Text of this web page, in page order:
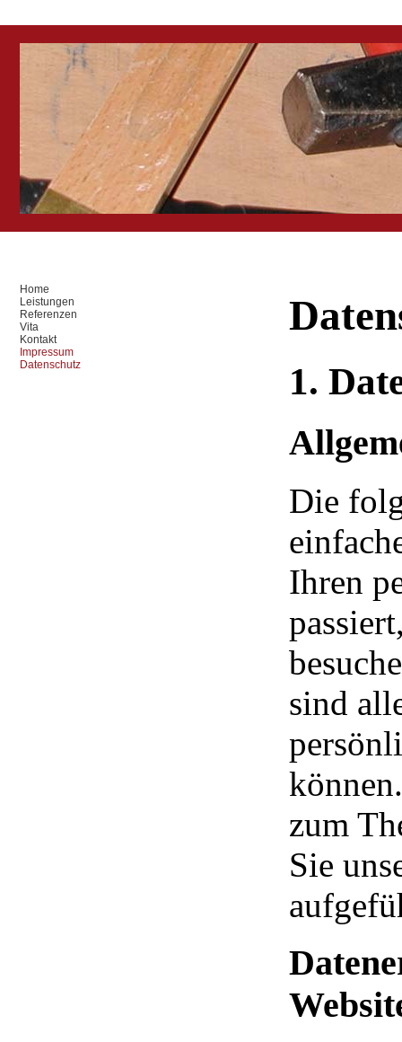
Home
Leistungen
Referenzen
Vita
Kontakt
Impressum
Datenschutz
1.
Die
Ihren
sind
zum
Sie